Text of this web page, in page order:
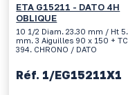
ETA G15211 - DATO 4H
OBLIQUE
10 1/2 Diam. 23.30 mm / Ht
mm. 3 Aiguilles 90 x 150 +
394. CHRONO / DATO
Réf. 1/EG15211X1